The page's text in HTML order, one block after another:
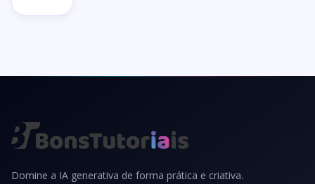
Domine a IA generativa de forma prática e criativa.